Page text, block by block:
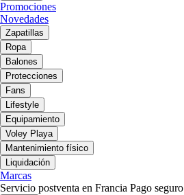
Promociones
Novedades
Zapatillas
Ropa
Balones
Protecciones
Fans
Lifestyle
Equipamiento
Voley Playa
Mantenimiento físico
Liquidación
Marcas
Servicio postventa en Francia Pago seguro